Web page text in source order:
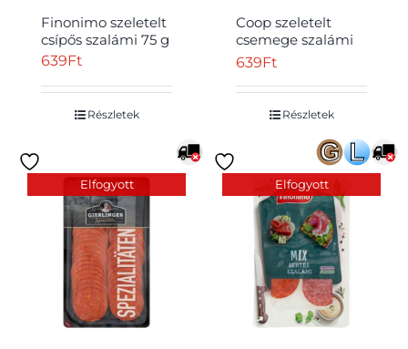
Átvétel
Finonimo szeletelt
csípős szalámi 75 g
639Ft
Részletek
Coop szeletelt
csemege szalámi
80 g
639Ft
Részletek
Elfogyott Elfogyott